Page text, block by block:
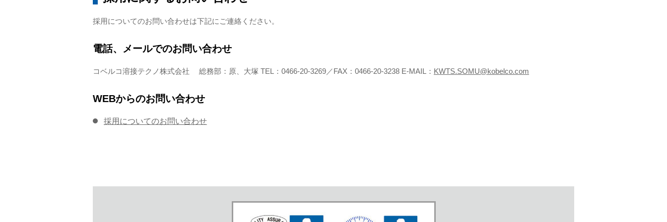
採用についてのお問い合わせは下記にご連絡ください。
電話、メールでのお問い合わせ
コベルコ溶接テクノ株式会社 総務部：原、大塚 TEL：0466-20-3269／FAX：0466-20-3238 E-MAIL： KWTS.SOMU@kobelco.com
WEBからのお問い合わせ
採用についてのお問い合わせ